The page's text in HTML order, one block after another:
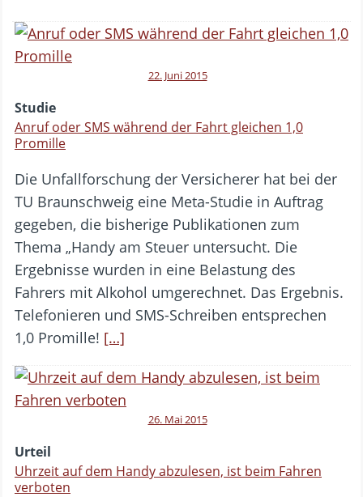
22. Juni 2015
Studie
Anruf oder SMS während der Fahrt gleichen 1,0
Promille
Die Unfallforschung der Versicherer hat bei der
TU Braunschweig eine Meta-Studie in Auftrag
gegeben, die bisherige Publikationen zum
Thema „Handy am Steuer untersucht. Die
Ergebnisse wurden in eine Belastung des
Fahrers mit Alkohol umgerechnet. Das Ergebnis.
Telefonieren und SMS-Schreiben entsprechen
1,0 Promille! […]
26. Mai 2015
Urteil
Uhrzeit auf dem Handy abzulesen, ist beim Fahren
verboten